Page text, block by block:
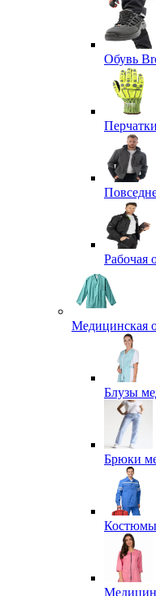
Обувь
Рабочая
Медицинская
Блузы
Брюки
Костюмы